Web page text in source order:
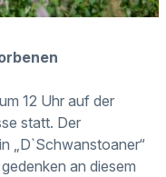
12 Uhr auf der
statt. Der
„D`Schwanstoaner“
an diesem